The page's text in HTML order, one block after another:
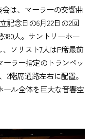
は、マーラーの交響曲
記念日の6月22日の2回
人。サントリーホー
ソリスト7人はP席最前
ラー指定のトランペッ
2階席通路左右に配置。
ル全体を巨大な音響空